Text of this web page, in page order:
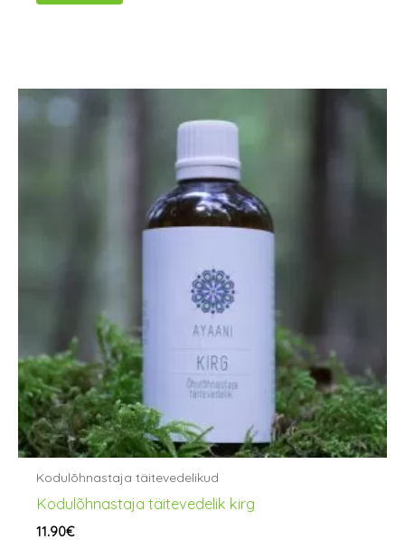
Kodulõhnastaja täitevedelikud
Kodulõhnastaja täitevedelik kirg
11.90€